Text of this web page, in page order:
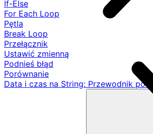
If-Else
For Each Loop
Pętla
Break Loop
Przełącznik
Ustawić zmienną
Podnieś błąd
Porównanie
Data i czas na String: Przewodnik po